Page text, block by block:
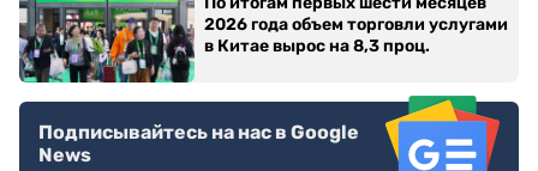
2026 года объем торговли услугами
в Китае вырос на 8,3 проц.
Подписывайтесь на нас в Google
News